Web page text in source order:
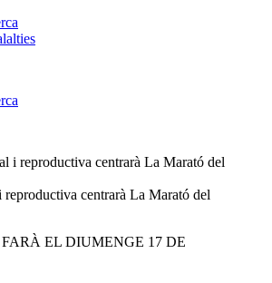
reproductiva centrarà La Marató del
EL DIUMENGE 17 DE